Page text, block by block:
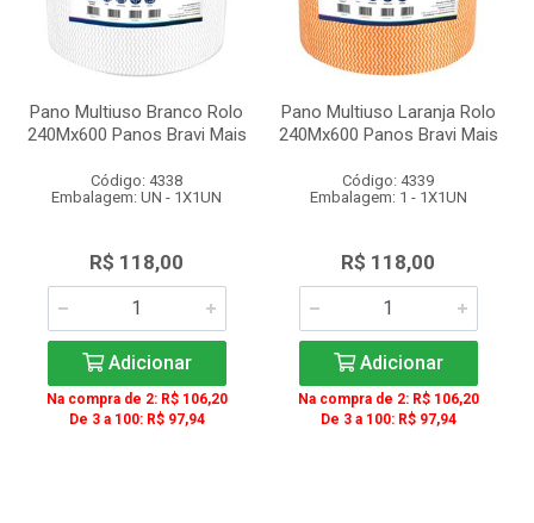
Pano Multiuso Branco Rolo
240Mx600 Panos Bravi Mais
Código: 4338
Embalagem: UN - 1X1UN
R$ 118,00
Adicionar
Na compra de 2: R$ 106,20
De 3 a 100: R$ 97,94
Pano Multiuso Laranja Rolo
240Mx600 Panos Bravi Mais
Código: 4339
Embalagem: 1 - 1X1UN
R$ 118,00
Adicionar
Na compra de 2: R$ 106,20
De 3 a 100: R$ 97,94